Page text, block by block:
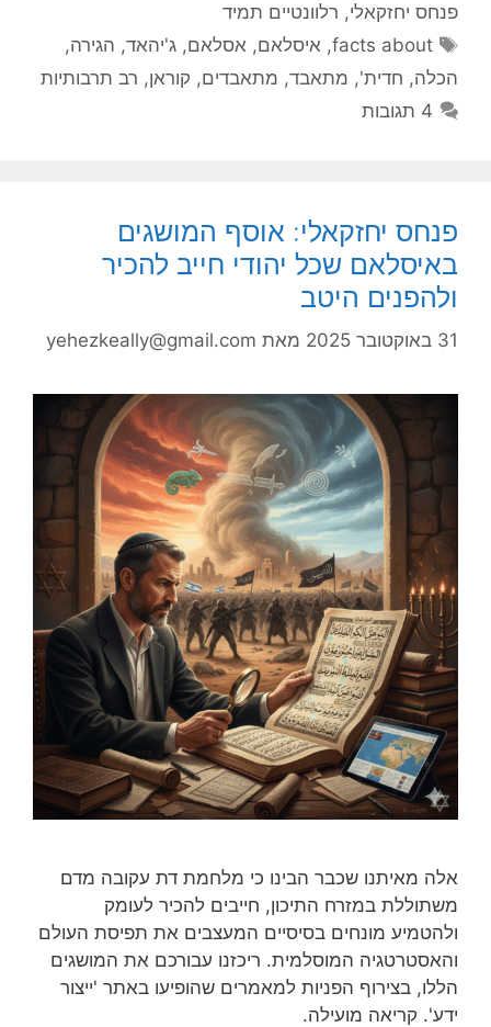
פנחס יחזקאלי, רלוונטיים תמיד
תגיות
facts about
, איסלאם, אסלאם,ג'יהאד, הגירה,
הכלה, חדית', מתאבד, מתאבדים, קוראן, רב תרבותיות
4 תגובות
פנחס יחזקאלי: אוסף המושגים
באיסלאם שכל יהודי חייב להכיר
ולהפנים היטב
31 באוקטובר 2025 מאת yehezkeally@gmail.com
אלה מאיתנו שכבר הבינו כי מלחמת דת עקובה מדם
משתוללת במזרח התיכון, חייבים להכיר לעומק
ולהטמיע מונחים בסיסיים המעצבים את תפיסת העולם
והאסטרטגיה המוסלמית. ריכזנו עבורכם את המושגים
הללו, בצירוף הפניות למאמרים שהופיעו באתר 'ייצור
ידע'. קריאה מועילה.